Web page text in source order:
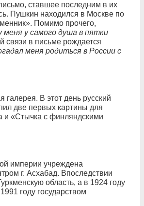
ставшее последним в их
Пушкин находился в Москве по
Помимо прочего,
меня у самого душа в пятки
связи в письме рождается
меня родиться в России с
галерея. В этот день русский
две первых картины для
и «Стычка с финляндскими
империи учреждена
г. Асхабад. Впоследствии
область, а в 1924 году
году государством